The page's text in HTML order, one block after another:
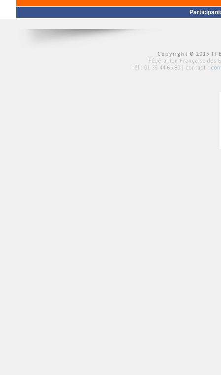
Copyright © 2015
Fédération Française des
tél : 01 39 44 65 80 | contact :